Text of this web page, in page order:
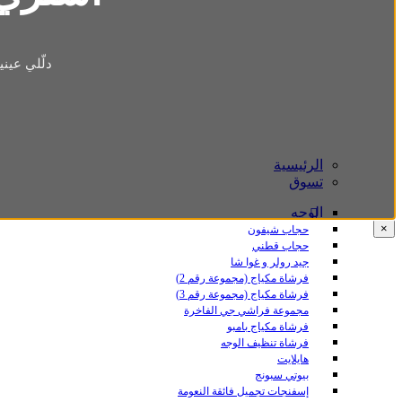
الرئيسية
تسوق
الوجه
حجاب شيفون
حجاب قطني
جيد رولر و غوا شا
فرشاة مكياج (مجموعة رقم 2)
فرشاة مكياج (مجموعة رقم 3)
مجموعة فراشي جي الفاخرة
فرشاة مكياج بامبو
فرشاة تنظيف الوجه
هايلايت
بيوتي سبونج
إسفنجات تجميل فائقة النعومة
دلّلي
×